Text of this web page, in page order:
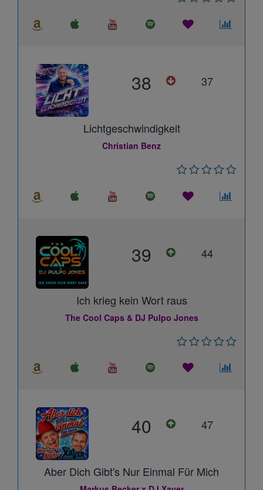
38 37
Lichtgeschwindigkeit
Christian Benz
39 44
Ich krieg kein Wort raus
The Cool Caps & DJ Pulpo Jones
40 47
Aber Dich Gibt's Nur Einmal Für Mich